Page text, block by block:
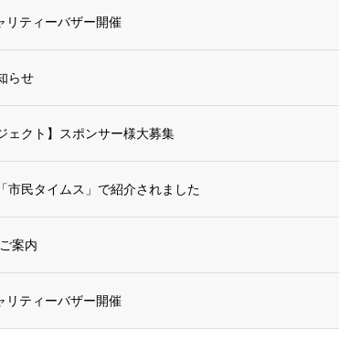
リティーバザー開催
らせ
ェクト】スポンサー様大募集
市民タイムス」で紹介されました
案内
リティーバザー開催